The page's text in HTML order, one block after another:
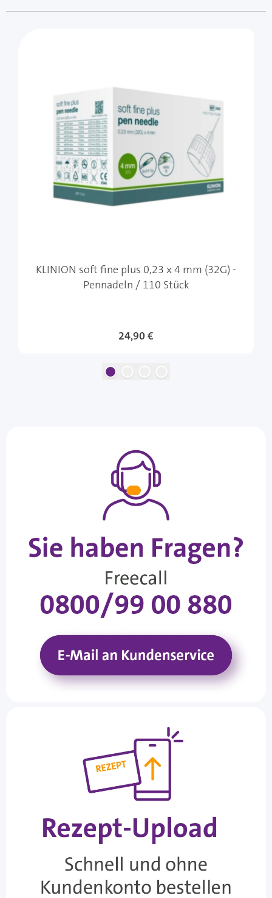
KLINION soft fine plus 0,23 x 4 mm (32G) -
Pennadeln / 110 Stück
24,90 €